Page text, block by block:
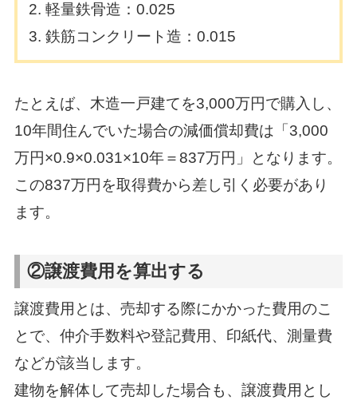
軽量鉄骨造：0.025
鉄筋コンクリート造：0.015
たとえば、木造一戸建てを3,000万円で購入し、
10年間住んでいた場合の減価償却費は「3,000
万円×0.9×0.031×10年＝837万円」となります。
この837万円を取得費から差し引く必要があり
ます。
②譲渡費用を算出する
譲渡費用とは、売却する際にかかった費用のこ
とで、仲介手数料や登記費用、印紙代、測量費
などが該当します。
建物を解体して売却した場合も、譲渡費用とし